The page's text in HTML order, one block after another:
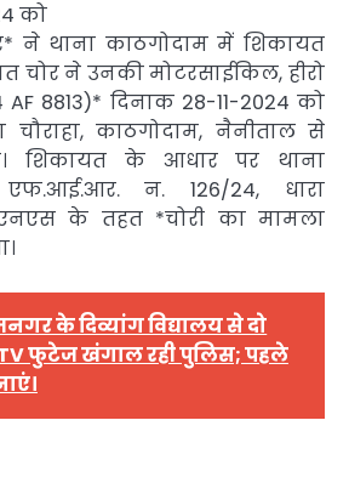
को
ने थाना काठगोदाम में शिकायत
चोर ने उनकी मोटरसाईकिल, हीरो
AF 8813)* दिनाक 28-11-2024 को
चौराहा, काठगोदाम, नैनीताल से
शिकायत के आधार पर थाना
न. 126/24, धारा
के तहत *चोरी का मामला
के दिव्यांग विद्यालय से दो
फुटेज खंगाल रही पुलिस; पहले